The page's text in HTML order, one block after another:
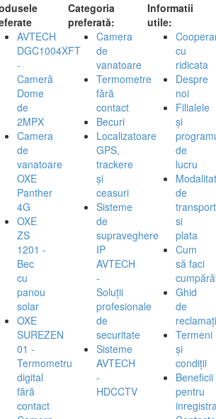
AVTECH
DGC1004XFT
-
Cameră
Dome
de
2MPX
Camera
de
vanatoare
OXE
Panther
4G
OXE
ZS
1201 -
Bec
cu
panou
solar
OXE
SUREZEN
01 -
Termometru
digital
fără
contact
Categoria
preferată:
Camera
de
vanatoare
Termometre
fără
contact
Becuri
Localizatoare
GPS,
trackere
și
ceasuri
Sisteme
de
supraveghere
IP
AVTECH
-
Soluții
profesionale
de
securitate
Sisteme
AVTECH
-
HDCCTV
Informatii
utile:
cu
ridicata
Despre
noi
Filialele
și
de
lucru
de
transport
si
plata
Cum
să faci
Ghid
de
Termeni
și
condiții
Beneficii
pentru